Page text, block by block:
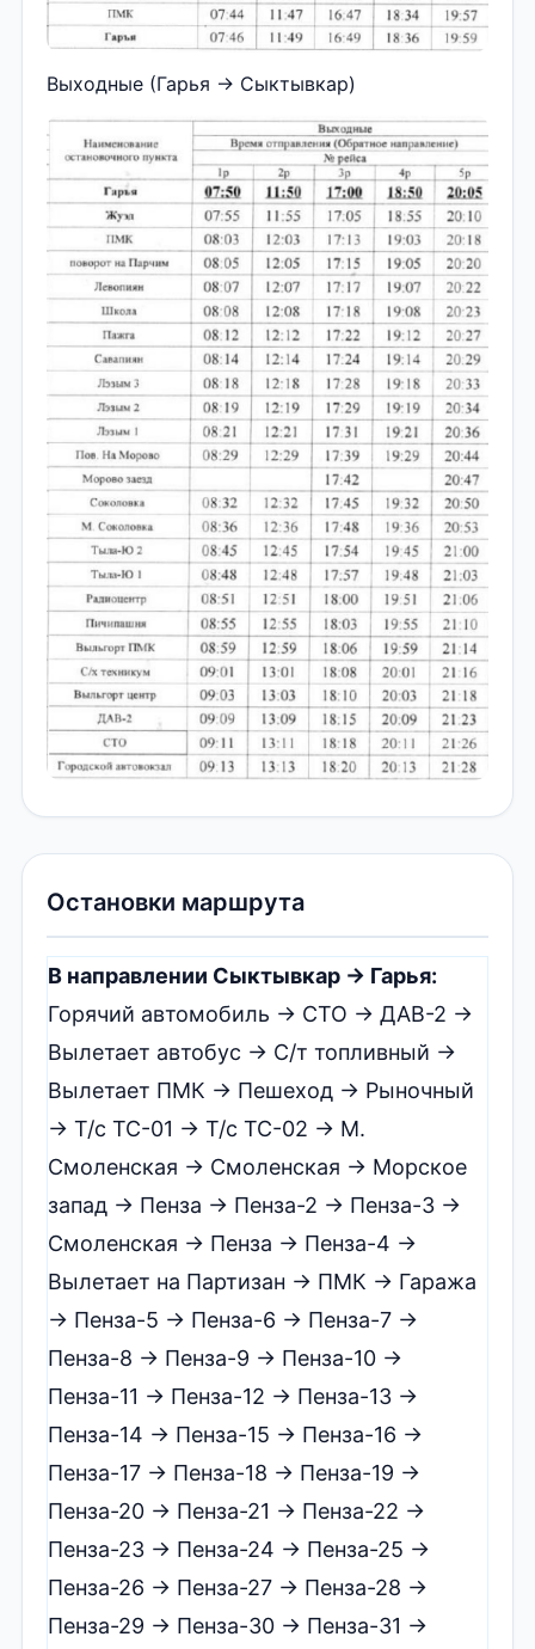
Выходные (Гарья → Сыктывкар)
Остановки маршрута
В направлении Сыктывкар → Гарья:
Горячий автомобиль → СТО → ДАВ-2 →
Вылетает автобус → С/т топливный →
Вылетает ПМК → Пешеход → Рыночный
→ Т/с ТС-01 → Т/с ТС-02 → М.
Смоленская → Смоленская → Морское
запад → Пенза → Пенза-2 → Пенза-3 →
Смоленская → Пенза → Пенза-4 →
Вылетает на Партизан → ПМК → Гаража
→ Пенза-5 → Пенза-6 → Пенза-7 →
Пенза-8 → Пенза-9 → Пенза-10 →
Пенза-11 → Пенза-12 → Пенза-13 →
Пенза-14 → Пенза-15 → Пенза-16 →
Пенза-17 → Пенза-18 → Пенза-19 →
Пенза-20 → Пенза-21 → Пенза-22 →
Пенза-23 → Пенза-24 → Пенза-25 →
Пенза-26 → Пенза-27 → Пенза-28 →
Пенза-29 → Пенза-30 → Пенза-31 →